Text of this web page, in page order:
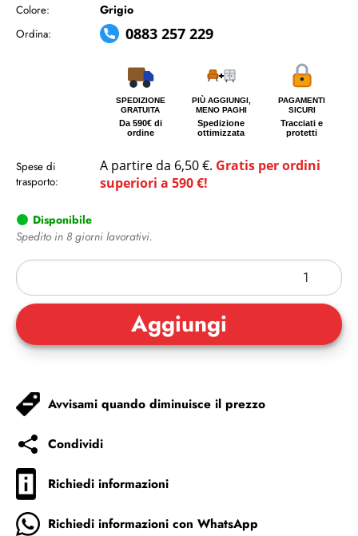
Colore: Grigio
Ordina: 0883 257 229
SPEDIZIONE
GRATUITA
Da 590€ di
ordine
PIÙ AGGIUNGI,
MENO PAGHI
Spedizione
ottimizzata
PAGAMENTI
SICURI
Tracciati e
protetti
Spese di
trasporto:
A partire da 6,50 €. Gratis per ordini
superiori a 590 €!
Disponibile
Spedito in 8 giorni lavorativi.
Avvisami quando diminuisce il prezzo
Condividi
Richiedi informazioni
Richiedi informazioni con WhatsApp